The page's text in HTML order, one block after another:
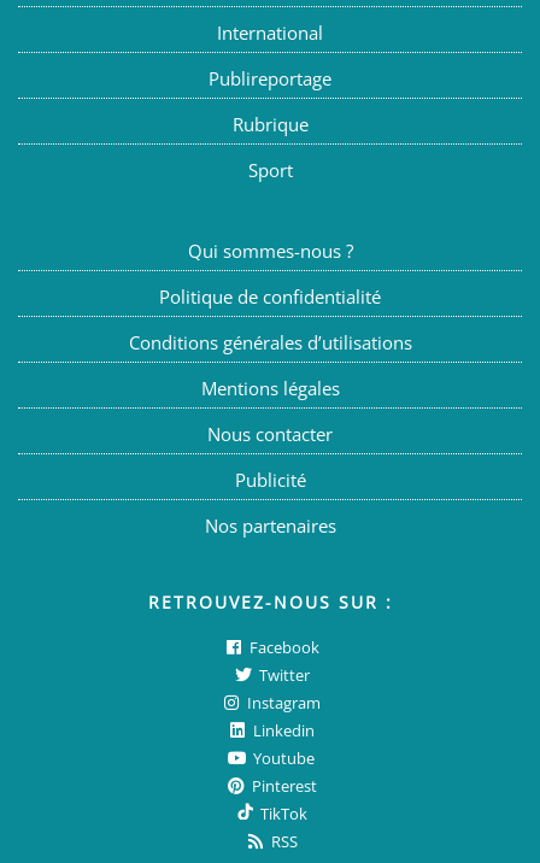
International
Publireportage
Rubrique
Sport
Qui sommes-nous ?
Politique de confidentialité
Conditions générales d’utilisations
Mentions légales
Nous contacter
Publicité
Nos partenaires
RETROUVEZ-NOUS SUR :
Facebook
Twitter
Instagram
Linkedin
Youtube
Pinterest
TikTok
RSS